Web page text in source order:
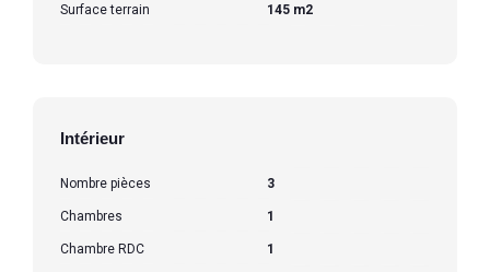
Surface terrain 145 m2
Intérieur
Nombre pièces 3
Chambres 1
Chambre RDC 1